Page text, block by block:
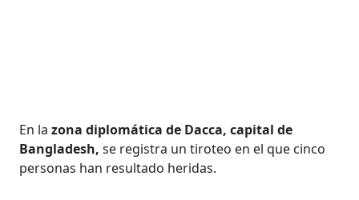
En lazona diplomática de Dacca, capital de
Bangladesh, se registra un tiroteo en el que cinco
personas han resultado heridas.